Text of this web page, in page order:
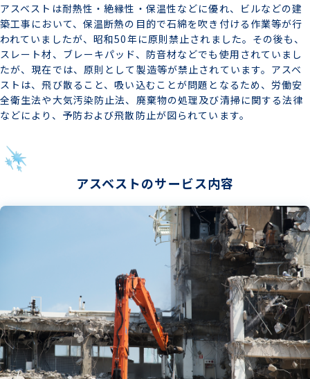
アスベストは耐熱性・絶縁性・保温性などに優れ、ビルなどの建
築工事において、保温断熱の目的で石綿を吹き付ける作業等が行
われていましたが、昭和50年に原則禁止されました。その後も、
スレート材、ブレーキパッド、防音材などでも使用されていまし
たが、現在では、原則として製造等が禁止されています。アスベ
ストは、飛び散ること、吸い込むことが問題となるため、労働安
全衛生法や大気汚染防止法、廃棄物の処理及び清掃に関する法律
などにより、予防および飛散防止が図られています。
アスベストのサービス内容